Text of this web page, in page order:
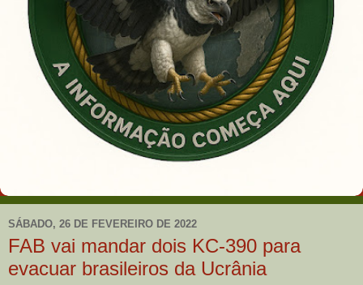
SÁBADO, 26 DE FEVEREIRO DE 2022
FAB vai mandar dois KC-390 para
evacuar brasileiros da Ucrânia